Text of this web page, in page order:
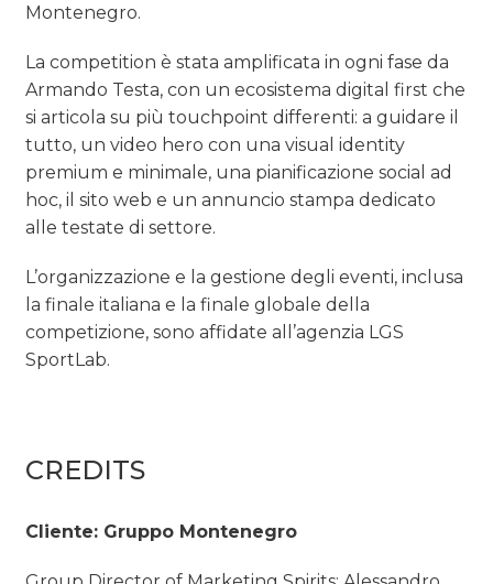
Montenegro.
La competition è stata amplificata in ogni fase da
Armando Testa, con un ecosistema digital first che
si articola su più touchpoint differenti: a guidare il
tutto, un video hero con una visual identity
premium e minimale, una pianificazione social ad
hoc, il sito web e un annuncio stampa dedicato
alle testate di settore.
L’organizzazione e la gestione degli eventi, inclusa
la finale italiana e la finale globale della
competizione, sono affidate all’agenzia LGS
SportLab.
CREDITS
Cliente: Gruppo Montenegro